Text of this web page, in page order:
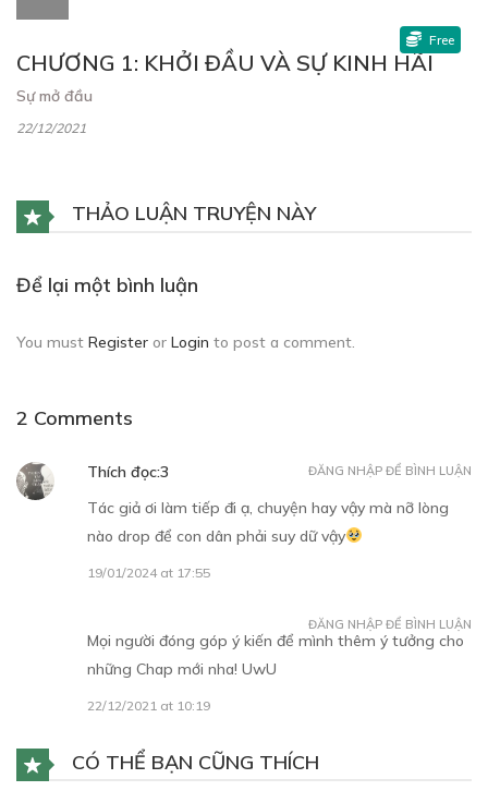
CHƯƠNG 1: KHỞI ĐẦU VÀ SỰ KINH HÃI
Sự mở đầu
22/12/2021
Free
THẢO LUẬN TRUYỆN NÀY
Để lại một bình luận
You must Register or Login to post a comment.
2 Comments
Thích đọc:3
Tác giả ơi làm tiếp đi ạ, chuyện hay vậy mà nỡ lòng
nào drop để con dân phải suy dữ vậy
19/01/2024 at 17:55
ĐĂNG NHẬP ĐỂ BÌNH LUẬN
Mọi người đóng góp ý kiến để mình thêm ý tưởng cho
những Chap mới nha! UwU
22/12/2021 at 10:19
ĐĂNG NHẬP ĐỂ BÌNH LUẬN
CÓ THỂ BẠN CŨNG THÍCH